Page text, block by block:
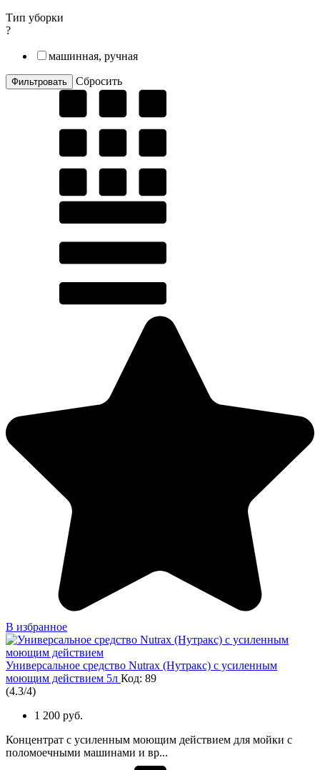
Тип уборки
?
машинная, ручная
Cбросить
В избранное
Универсальное средство Nutrax (Нутракс) с усиленным
моющим действием 5л Код: 89
(4.3/4)
1 200 руб.
Концентрат с усиленным моющим действием для мойки с
поломоечными машинами и вр...